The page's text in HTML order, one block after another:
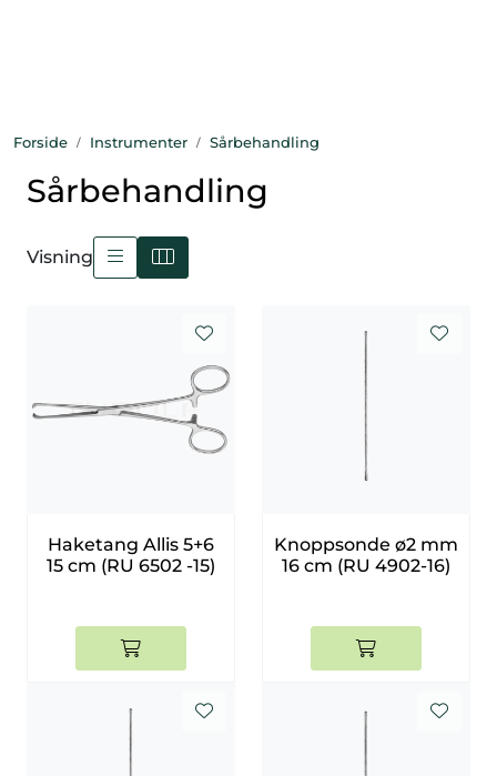
Forside Instrumenter Sårbehandling
Sårbehandling
Visning
Haketang Allis 5+6
15 cm (RU 6502 -15)
Knoppsonde ø2 mm
16 cm (RU 4902-16)
Diagnostikk
Videresalgsprodukter
Tilbudsvarer
Gammalt nytt